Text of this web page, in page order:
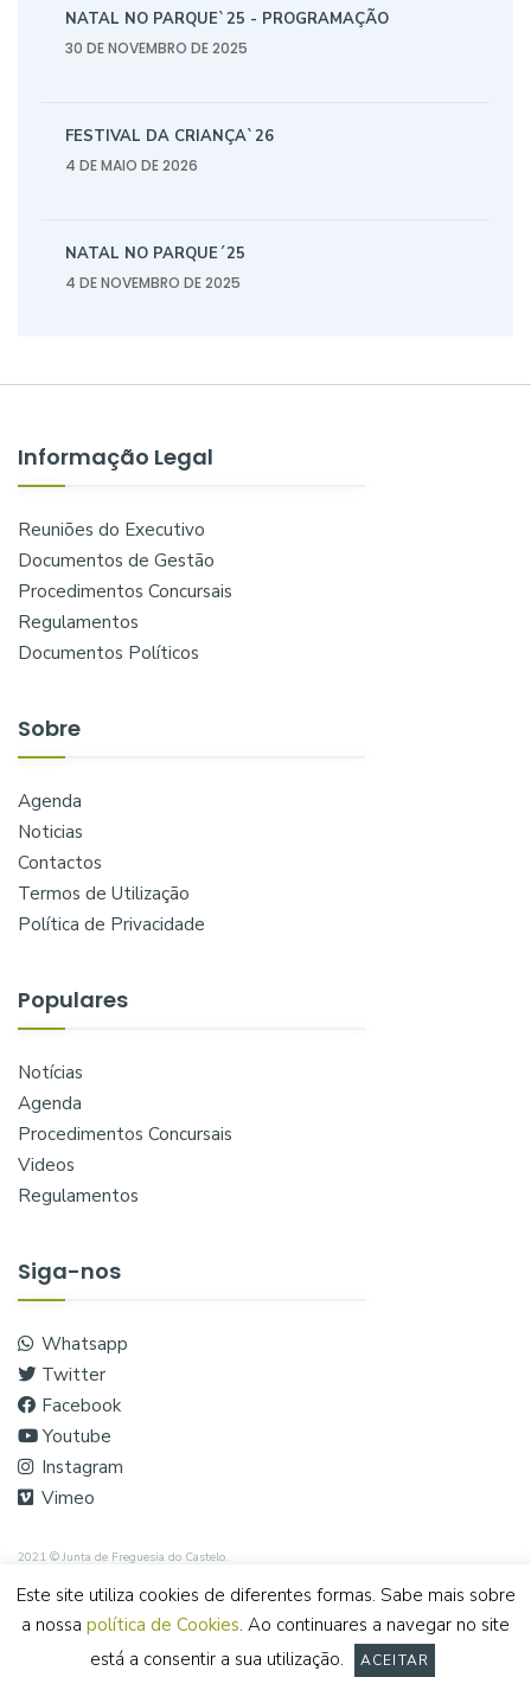
NATAL NO PARQUE`25 - PROGRAMAÇÃO
30 DE NOVEMBRO DE 2025
FESTIVAL DA CRIANÇA`26
4 DE MAIO DE 2026
NATAL NO PARQUE´25
4 DE NOVEMBRO DE 2025
Informação Legal
Reuniões do Executivo
Documentos de Gestão
Procedimentos Concursais
Regulamentos
Documentos Políticos
Sobre
Agenda
Noticias
Contactos
Termos de Utilização
Política de Privacidade
Populares
Notícias
Agenda
Procedimentos Concursais
Videos
Regulamentos
Siga-nos
Whatsapp
Twitter
Facebook
Youtube
Instagram
Vimeo
2021 © Junta de Freguesia do Castelo.
Este site utiliza cookies de diferentes formas. Sabe mais sobre
a nossa política de Cookies. Ao continuares a navegar no site
está a consentir a sua utilização.
ACEITAR